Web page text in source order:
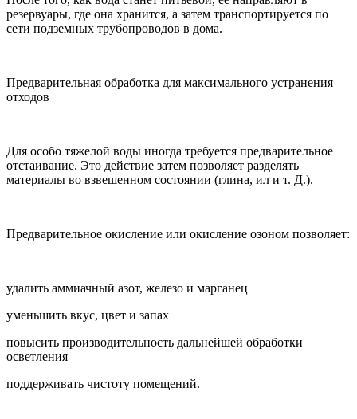
резервуары, где она хранится, а затем транспортируется по
сети подземных трубопроводов в дома.
Предварительная обработка для максимального устранения
отходов
Для особо тяжелой воды иногда требуется предварительное
отстаивание. Это действие затем позволяет разделять
материалы во взвешенном состоянии (глина, ил и т. Д.).
Предварительное окисление или окисление озоном позволяет:
удалить аммиачный азот, железо и марганец
уменьшить вкус, цвет и запах
повысить производительность дальнейшей обработки
осветления
поддерживать чистоту помещений.